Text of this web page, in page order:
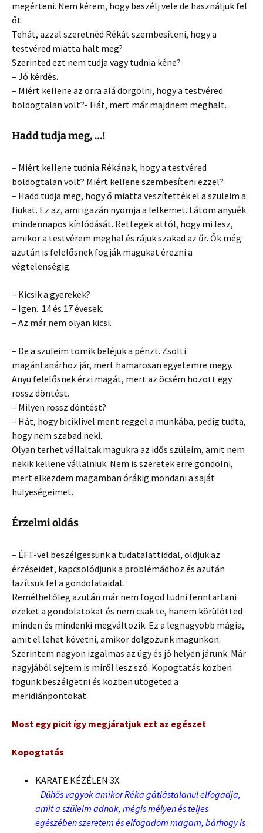
megérteni. Nem kérem, hogy beszélj vele de használjuk fel
őt.
Tehát, azzal szeretnéd Rékát szembesíteni, hogy a
testvéred miatta halt meg?
Szerinted ezt nem tudja vagy tudnia kéne?
– Jó kérdés.
– Miért kellene az orra alá dörgölni, hogy a testvéred
boldogtalan volt?- Hát, mert már majdnem meghalt.
Hadd tudja meg, …!
– Miért kellene tudnia Rékának, hogy a testvéred
boldogtalan volt? Miért kellene szembesíteni ezzel?
– Hadd tudja meg, hogy ő miatta veszítették el a szüleim a
fiukat. Ez az, ami igazán nyomja a lelkemet. Látom anyuék
mindennapos kínlódását. Rettegek attól, hogy mi lesz,
amikor a testvérem meghal és rájuk szakad az űr. Ők még
azután is felelősnek fogják magukat érezni a
végtelenségig.
– Kicsik a gyerekek?
– Igen. 14 és 17 évesek.
– Az már nem olyan kicsi.
– De a szüleim tömik beléjük a pénzt. Zsolti
magántanárhoz jár, mert hamarosan egyetemre megy.
Anyu felelősnek érzi magát, mert az öcsém hozott egy
rossz döntést.
– Milyen rossz döntést?
– Hát, hogy biciklivel ment reggel a munkába, pedig tudta,
hogy nem szabad neki.
Olyan terhet vállaltak magukra az idős szüleim, amit nem
nekik kellene vállalniuk. Nem is szeretek erre gondolni,
mert elkezdem magamban órákig mondani a saját
hülyeségeimet.
Érzelmi oldás
– ÉFT-vel beszélgessünk a tudatalattiddal, oldjuk az
érzéseidet, kapcsolódjunk a problémádhoz és azután
lazítsuk fel a gondolataidat.
Remélhetőleg azután már nem fogod tudni fenntartani
ezeket a gondolatokat és nem csak te, hanem körülötted
minden és mindenki megváltozik. Ez a legnagyobb mágia,
amit el lehet követni, amikor dolgozunk magunkon.
Szerintem nagyon izgalmas az ügy és jó helyen járunk. Már
nagyjából sejtem is miről lesz szó. Kopogtatás közben
fogunk beszélgetni és közben ütögeted a
meridiánpontokat.
Most egy picit így megjáratjuk ezt az egészet
Kopogtatás
KARATE KÉZÉLEN 3X:
Dühös vagyok amikor Réka gátlástalanul elfogadja,
amit a szüleim adnak, mégis mélyen és teljes
egészében szeretem és elfogadom magam, bárhogy is